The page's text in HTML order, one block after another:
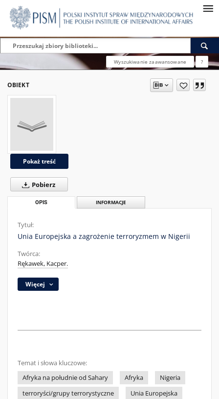
Wyszukiwanie zaawansowane ?
OBIEKT
Pokaż treść
Pobierz
OPIS INFORMACJE
Tytuł:
Unia Europejska a zagrożenie terroryzmem w Nigerii
Twórca:
Rękawek, Kacper.
Więcej
Temat i słowa kluczowe:
Afryka na południe od Sahary
Afryka
Nigeria
terroryści/grupy terrorystyczne
Unia Europejska